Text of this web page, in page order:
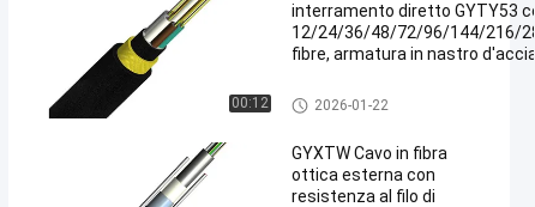
00:12
interramento diretto GYTY53
12/24/36/48/72/96/144/216/
fibre, armatura in nastro
Cavi a fibre ottiche
2026-01-22
GYXTW Cavo in fibra
ottica esterna con
resistenza al filo di